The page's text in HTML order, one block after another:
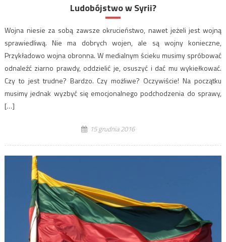
Ludobójstwo w Syrii?
Wojna niesie za sobą zawsze okrucieństwo, nawet jeżeli jest wojną
sprawiedliwą. Nie ma dobrych wojen, ale są wojny konieczne,
Przykładowo wojna obronna. W medialnym ścieku musimy spróbować
odnaleźć ziarno prawdy, oddzielić je, osuszyć i dać mu wykiełkować.
Czy to jest trudne? Bardzo. Czy możliwe? Oczywiście! Na początku
musimy jednak wyzbyć się emocjonalnego podchodzenia do sprawy,
[…]
15 grudnia 2016